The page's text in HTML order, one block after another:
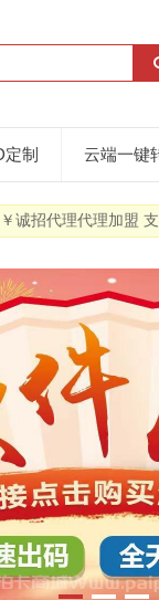
制 云端一键
诚招代理代理加盟